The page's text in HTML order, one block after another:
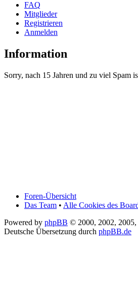
FAQ
Mitglieder
Registrieren
Anmelden
Information
Sorry, nach 15 Jahren und zu viel Spam
Foren-Übersicht
Das Team • Alle Cookies des
Powered by phpBB © 2000, 2002,
Deutsche Übersetzung durch phpBB.de